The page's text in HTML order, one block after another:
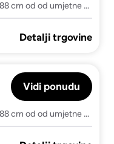
Uzglavlje s ušima krem 163x16x78/88 cm od od umjetne kože
Detalji trgovine
Uzglavlje s ušima krem 163x16x78/88 cm od od umjetne kože - Krema 163 x 16 x 78/88 cm 1
Vidi ponudu